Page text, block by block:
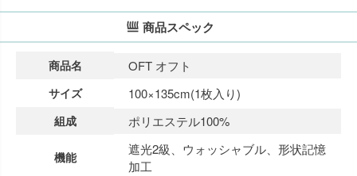
商品スペック
商品名 OFT オフト
サイズ 100×135cm(1枚入り)
組成 ポリエステル100%
機能
遮光2級、ウォッシャブル、形状記憶
加工